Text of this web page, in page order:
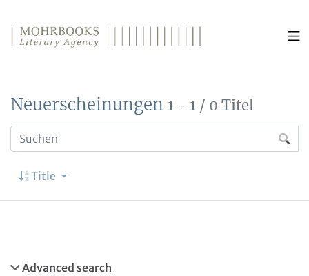
Neuerscheinungen 1 - 1 / 0 Titel
Title
Advanced search